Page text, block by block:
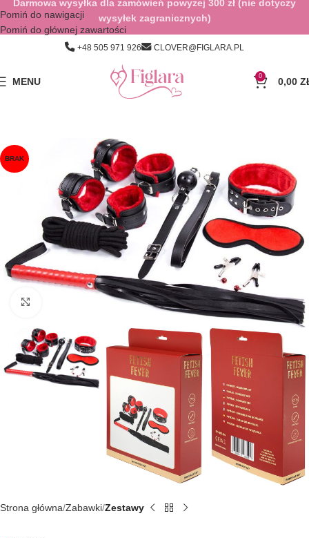
Pomiń do nawigacji
Pomiń do głównej zawartości
+48 505 971 926 CLOVER@FIGLARA.PL
MENU 0 0,00
BRAK
Kliknij, aby powiększyć
Strona główna Zabawki Zestawy
Darmowa wysyłka dla zamówień powyżej 300 zł (nie dotyczy
wysyłek zagranicznych)